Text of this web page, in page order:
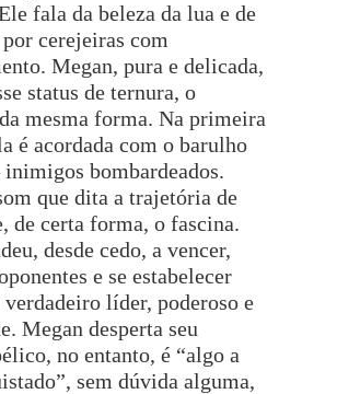
fala da beleza da lua e de
cerejeiras com
Megan, pura e delicada,
status de ternura, o
mesma forma. Na primeira
é acordada com o barulho
bombardeados.
que dita a trajetória de
de certa forma, o fascina.
desde cedo, a vencer,
e se estabelecer
líder, poderoso e
Megan desperta seu
no entanto, é “algo a
sem dúvida alguma,